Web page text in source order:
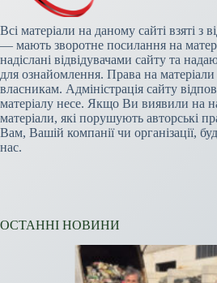
Всі матеріали на даному сайті взяті з
— мають зворотне посилання на
надіслані відвідувачами сайту та
для ознайомлення. Права на матеріали
власникам. Адміністрація сайту
матеріалу несе. Якщо Ви виявили на
матеріали, які порушують авторські
Вам, Вашій компанії чи організації,
нас.
ОСТАННІ НОВИНИ